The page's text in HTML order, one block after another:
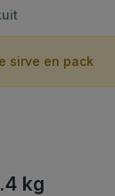
sirve en pack
kg